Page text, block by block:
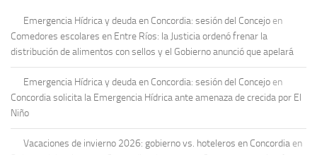
Emergencia Hídrica y deuda en Concordia: sesión del Concejo en
Comedores escolares en Entre Ríos: la Justicia ordenó frenar la
distribución de alimentos con sellos y el Gobierno anunció que apelará
Emergencia Hídrica y deuda en Concordia: sesión del Concejo en
Concordia solicita la Emergencia Hídrica ante amenaza de crecida por El
Niño
Vacaciones de invierno 2026: gobierno vs. hoteleros en Concordia en